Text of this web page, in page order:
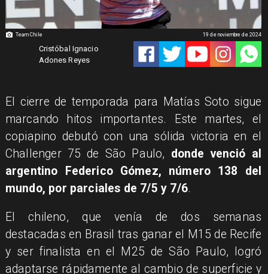
Team Chile
Cristóbal Ignacio
Adones Reyes
19 de noviembre de 2024
El cierre de temporada para Matías Soto sigue
marcando hitos importantes. Este martes, el
copiapino debutó con una sólida victoria en el
Challenger 75 de São Paulo, donde venció al
argentino Federico Gómez, número 138 del
mundo, por parciales de 7/5 y 7/6.
El chileno, que venía de dos semanas
destacadas en Brasil tras ganar el M15 de Recife
y ser finalista en el M25 de São Paulo, logró
adaptarse rápidamente al cambio de superficie y